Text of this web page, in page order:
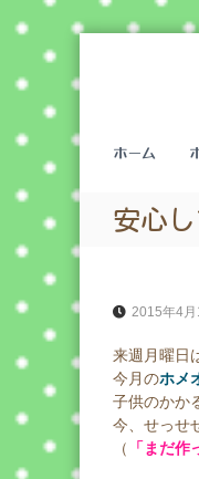
テ
ツ
キ
プ
ホーム
安心
2015年4月
来週月曜日
今月のホメ
子供のかか
今、せっせ
（
「 まだ作